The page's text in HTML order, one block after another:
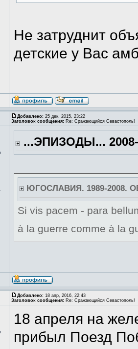
Не затруднит
детские у Вас
Добавлено: 25 дек, 2015, 23:22
Заголовок сообщения: Re: Сражающийся Севастополь!
...ЭПИЗОДЫ... 2008-
ЮГОСЛАВИЯ. 1989-2008.
Si vis pacem - para
à la guerre comme à la
Добавлено: 18 апр, 2016, 22:43
Заголовок сообщения: Re: Сражающийся Севастополь!
18 апреля на
прибыл Поезд